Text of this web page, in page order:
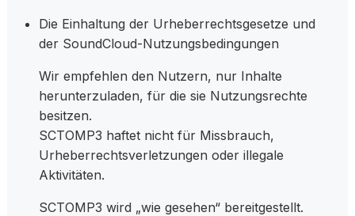
Die Einhaltung der Urheberrechtsgesetze und
der SoundCloud-Nutzungsbedingungen
Wir empfehlen den Nutzern, nur Inhalte
herunterzuladen, für die sie Nutzungsrechte
besitzen.
SCTOMP3 haftet nicht für Missbrauch,
Urheberrechtsverletzungen oder illegale
Aktivitäten.
SCTOMP3 wird „wie gesehen“ bereitgestellt.